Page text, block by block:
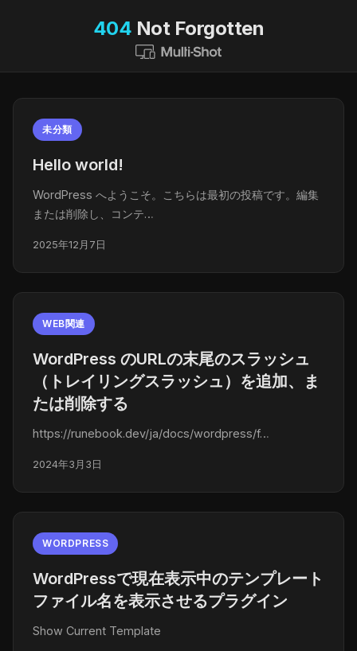
404 Not Forgotten
未分類
Hello world!
WordPress へようこそ。こちらは最初の投稿です。編集
または削除し、コンテ…
2025年12月7日
WEB関連
WordPress のURLの末尾のスラッシュ
（トレイリングスラッシュ）を追加、ま
たは削除する
https://runebook.dev/ja/docs/wordpress/f…
2024年3月3日
WORDPRESS
WordPressで現在表示中のテンプレート
ファイル名を表示させるプラグイン
Show Current Template